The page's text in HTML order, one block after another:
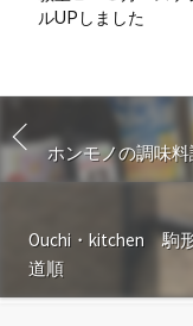
ルUPしました
ホンモノの調味
Ouchi・kitchen 駒
道順